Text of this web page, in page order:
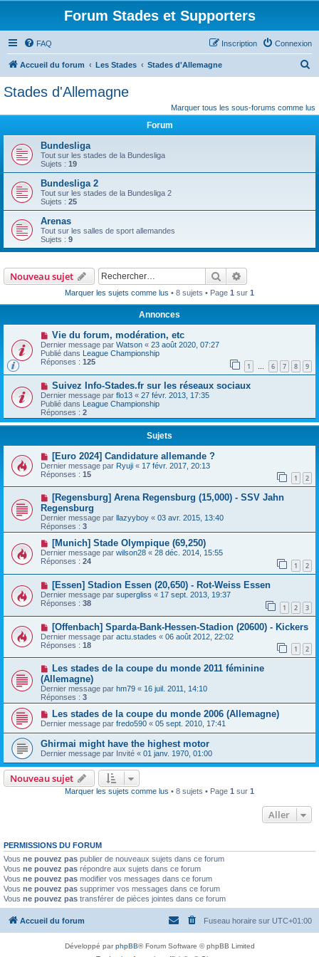
Forum Stades et Supporters
FAQ Connexion
Inscription
Accueil du forum Les Stades Stades d'Allemagne
h
Stades d'Allemagne
Marquer tous les sous-forums comme lus
Forum
Bundesliga
Tout sur les stades de la Bundesliga
Sujets : 19
Bundesliga 2
Tout sur les stades de la Bundesliga 2
Sujets : 25
Arenas
Tout sur les salles de sport allemandes
Sujets : 9
Nouveau sujet Rechercher
Marquer les sujets comme lus • 8 sujets • Page 1 sur 1
Annonces
Vie du forum, modération, etc
Dernier message par Watson « 23 août 2020, 07:27
Publié dans League Championship
Réponses : 125 1 … 6 7 8 9
Suivez Info-Stades.fr sur les réseaux sociaux
Dernier message par flo13 « 27 févr. 2013, 17:35
Publié dans League Championship
Réponses : 2
Sujets
[Euro 2024] Candidature allemande ?
Dernier message par Ryuji « 17 févr. 2017, 20:13
Réponses : 15 1 2
[Regensburg] Arena Regensburg (15,000) - SSV Jahn
Regensburg
Dernier message par llazyyboy « 03 avr. 2015, 13:40
Réponses : 3
[Munich] Stade Olympique (69,250)
Dernier message par wilson28 « 28 déc. 2014, 15:55
Réponses : 24 1 2
[Essen] Stadion Essen (20,650) - Rot-Weiss Essen
Dernier message par supergliss « 17 sept. 2013, 19:37
Réponses : 38 1 2 3
[Offenbach] Sparda-Bank-Hessen-Stadion (20600) - Kickers
Dernier message par actu.stades « 06 août 2012, 22:02
Réponses : 18 1 2
Les stades de la coupe du monde 2011 féminine
(Allemagne)
Dernier message par hm79 « 16 juil. 2011, 14:10
Réponses : 3
Les stades de la coupe du monde 2006 (Allemagne)
Dernier message par fredo590 « 05 sept. 2010, 17:41
Ghirmai might have the highest motor
Dernier message par Invité « 01 janv. 1970, 01:00
Nouveau sujet
Marquer les sujets comme lus • 8 sujets • Page 1 sur 1
Aller
PERMISSIONS DU FORUM
Vous ne pouvez pas publier de nouveaux sujets dans ce forum
Vous ne pouvez pas répondre aux sujets dans ce forum
Vous ne pouvez pas modifier vos messages dans ce forum
Vous ne pouvez pas supprimer vos messages dans ce forum
Vous ne pouvez pas transférer de pièces jointes dans ce forum
Accueil du forum Fuseau horaire sur UTC+01:00
Développé parphpBB® Forum Software © phpBB Limited